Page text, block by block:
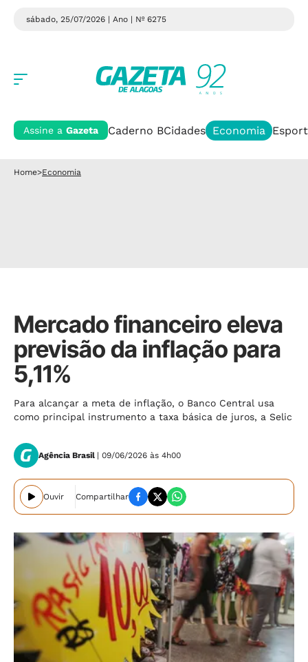
sábado, 25/07/2026 | Ano | Nº 6275
Assine a Gazeta Caderno BCidades Economia
Home>Economia
Mercado financeiro eleva
previsão da inflação para
5,11%
Para alcançar a meta de inflação, o Banco Central usa
como principal instrumento a taxa básica de juros, a Selic
Agência Brasil | 09/06/2026 às 4h00
Ouvir Compartilhar